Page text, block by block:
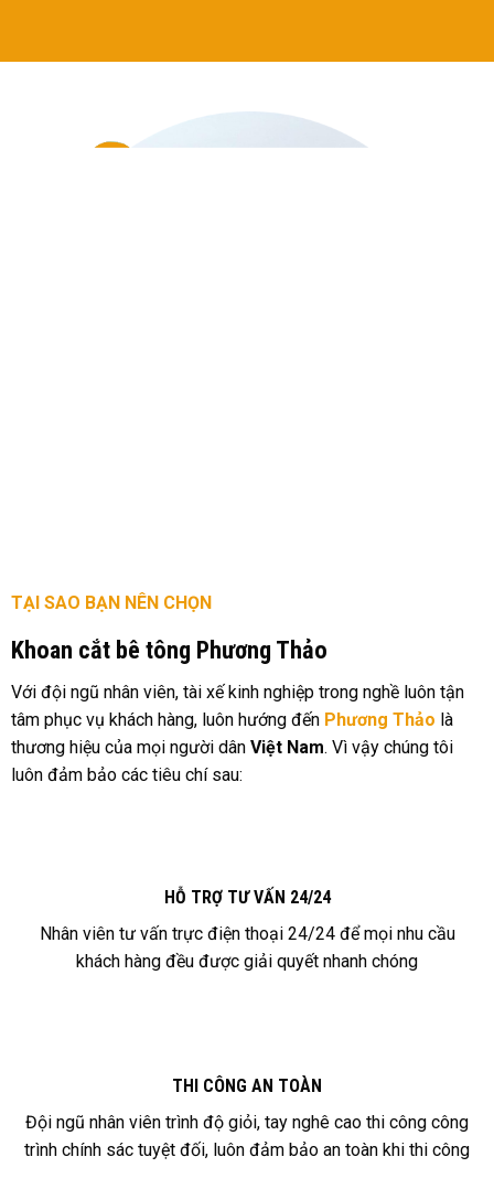
TẠI SAO BẠN NÊN CHỌN
Khoan cắt bê tông Phương Thảo
Với đội ngũ nhân viên, tài xế kinh nghiệp trong nghề luôn tận
tâm phục vụ khách hàng, luôn hướng đến Phương Thảo là
thương hiệu của mọi người dân Việt Nam. Vì vậy chúng tôi
luôn đảm bảo các tiêu chí sau:
HỖ TRỢ TƯ VẤN 24/24
Nhân viên tư vấn trực điện thoại 24/24 để mọi nhu cầu
khách hàng đều được giải quyết nhanh chóng
THI CÔNG AN TOÀN
Đội ngũ nhân viên trình độ giỏi, tay nghê cao thi công công
trình chính sác tuyệt đối, luôn đảm bảo an toàn khi thi công